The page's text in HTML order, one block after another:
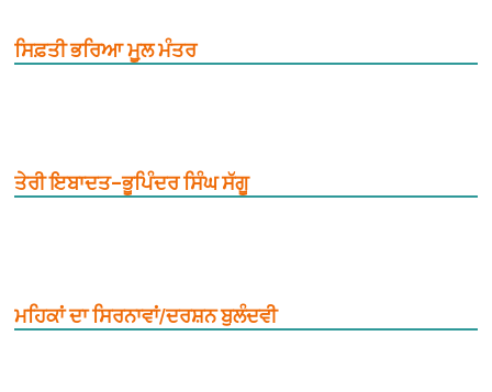
ਸਿਫ਼ਤੀ ਭਰਿਆ ਮੂ਼ਲ ਮੰਤਰ
ਤੇਰੀ ਇਬਾਦਤ–ਭੂਪਿੰਦਰ ਸਿੰਘ ਸੱਗੂ
ਮਹਿਕਾਂ ਦਾ ਸਿਰਨਾਵਾਂ/ਦਰਸ਼ਨ ਬੁਲੰਦਵੀ